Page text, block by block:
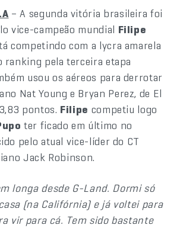
– A segunda vitória brasileira foi
vice-campeão mundial Filipe
competindo com a lycra amarela
ranking pela terceira etapa
usou os aéreos para derrotar
Nat Young e Bryan Perez, de El
pontos. Filipe competiu logo
ter ficado em último no
pelo atual vice-líder do CT
Jack Robinson.
longa desde G-Land. Dormi só
(na Califórnia) e já voltei para
vir para cá. Tem sido bastante